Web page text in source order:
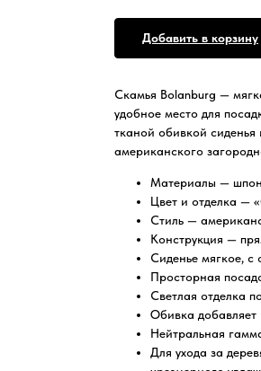
Добавить в корзину
Скамья Bolanburg —
удобное место для
тканой обивкой сиденья
американского
Материалы —
Цвет и отделка —
Стиль —
Конструкция —
Сиденье мягкое, с
Просторная
Светлая отделка
Обивка
Нейтральная
Для ухода за